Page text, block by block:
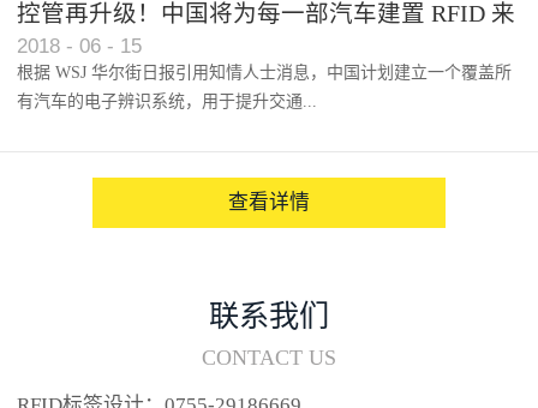
控管再升级！中国将为每一部汽车建置 RFID 来
架构辨识系统
2018 - 06 - 15
根据 WSJ 华尔街日报引用知情人士消息，中国计划建立一个覆盖所
有汽车的电子辨识系统，用于提升交通...
查看详情
联系我们
CONTACT US